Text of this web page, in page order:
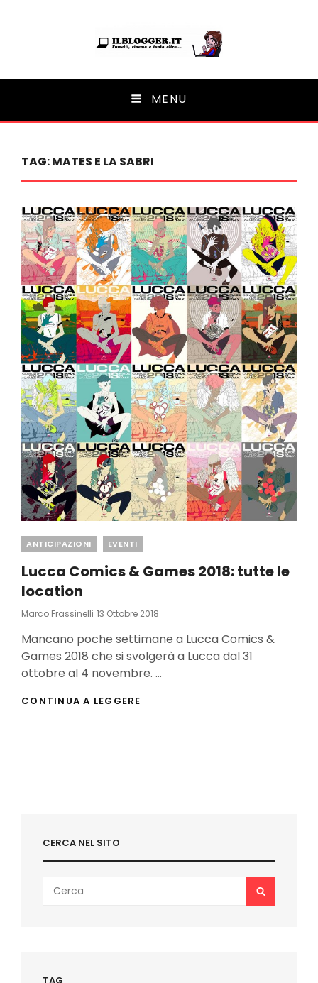
Ilblogger.it
Il portalino di blog | MENU
TAG:MATES E LA SABRI
Categories
ANTICIPAZIONI EVENTI
Lucca Comics & Games 2018: tutte le
location
Marco Frassinelli Posted
13 Ottobre 2018
Mancano poche settimane a Lucca Comics &
Games 2018 che si svolgerà a Lucca dal 31
ottobre al 4 novembre. …
CONTINUA A LEGGERE
CERCA NEL SITO
Search
for:
SEARCH